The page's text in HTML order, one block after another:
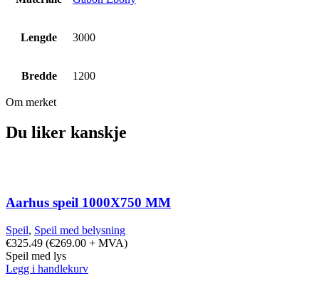
Lengde 3000
Bredde 1200
Om merket
Du liker kanskje
Aarhus speil 1000X750 MM
Speil, Speil med belysning
€325.49 (€269.00 + MVA)
Speil med lys
Legg i handlekurv